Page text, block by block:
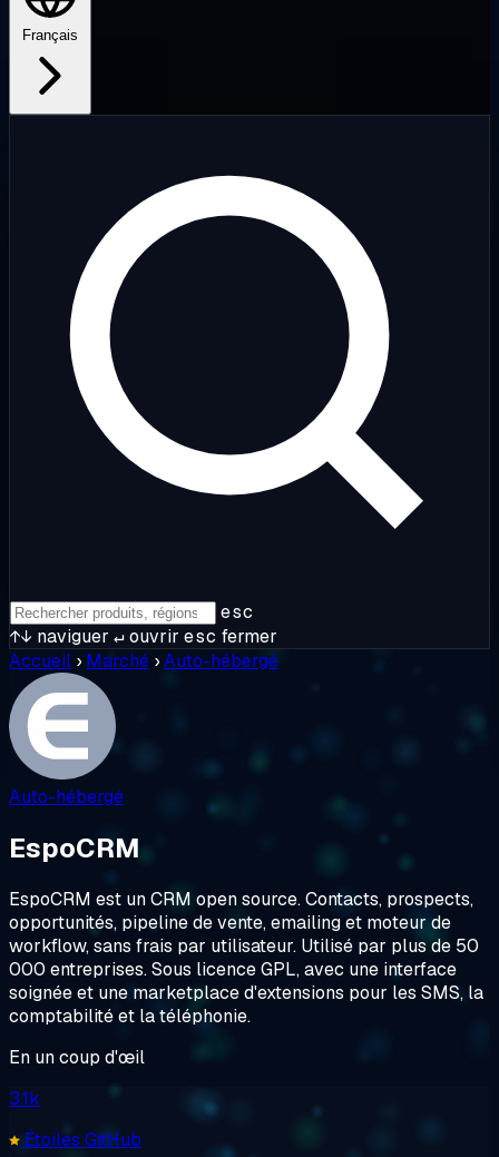
Français
esc
↑↓ naviguer ↵ouvrir esc fermer
Accueil › Marché ›Auto-hébergé
Auto-hébergé
EspoCRM
EspoCRM est un CRM open source. Contacts, prospects,
opportunités, pipeline de vente, emailing et moteur de
workflow, sans frais par utilisateur. Utilisé par plus de 50
000 entreprises. Sous licence GPL, avec une interface
soignée et une marketplace d'extensions pour les SMS, la
comptabilité et la téléphonie.
En un coup d'œil
3.1k
Étoiles GitHub